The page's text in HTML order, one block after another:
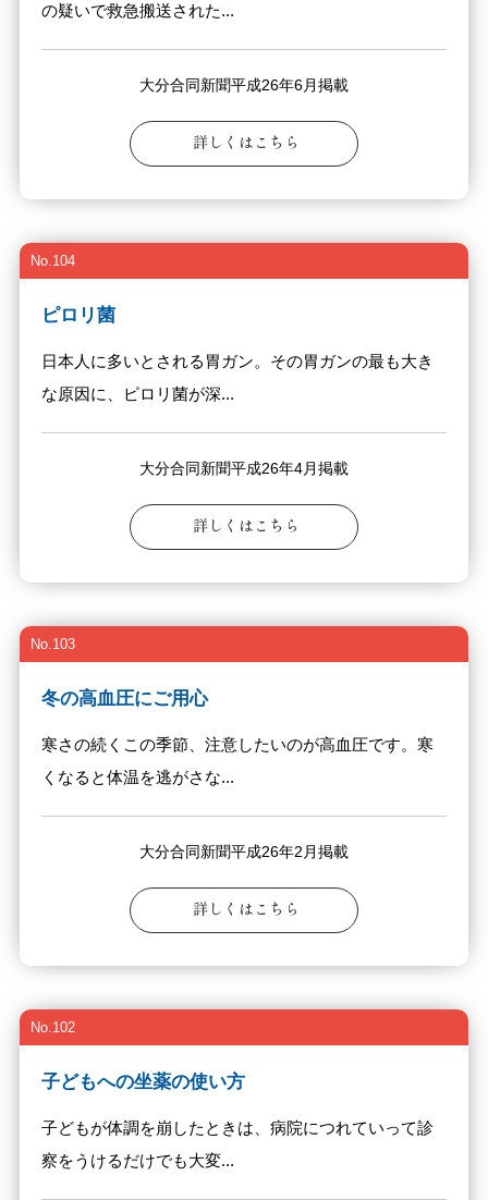
の疑いで救急搬送された...
大分合同新聞平成26年6月掲載
詳しくはこちら
ピロリ菌
日本人に多いとされる胃ガン。その胃ガンの最も大き
な原因に、ピロリ菌が深...
大分合同新聞平成26年4月掲載
詳しくはこちら
No.104
冬の高血圧にご用心
寒さの続くこの季節、注意したいのが高血圧です。寒
くなると体温を逃がさな...
大分合同新聞平成26年2月掲載
詳しくはこちら
No.103
子どもへの坐薬の使い方
子どもが体調を崩したときは、病院につれていって診
察をうけるだけでも大変...
No.102